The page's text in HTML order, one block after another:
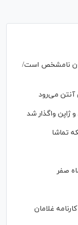
نامشخص است/
آنتن می‌رود
ژاپن واگذار شد
تماشا
صفر
غلامان